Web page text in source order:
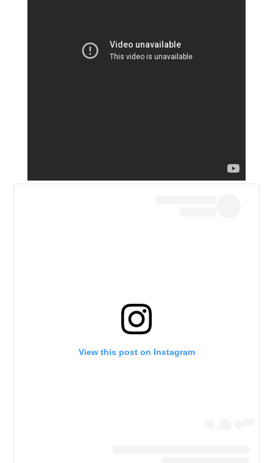
View this post on Instagram